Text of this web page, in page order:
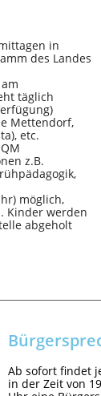
in
des Landes
täglich
Mettendorf,
etc.
z.B.
möglich,
Kinder werden
abgeholt
Ab sofort findet
in der Zeit von